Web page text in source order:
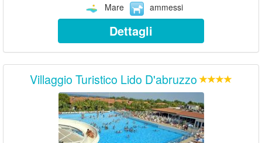
Mare
ammessi
Dettagli
Villaggio Turistico Lido D'abruzzo